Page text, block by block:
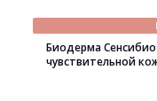
Биодерма
чувствительной